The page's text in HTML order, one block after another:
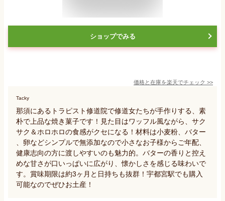
ショップでみる
価格と在庫を楽天でチェック >>
Tacky
那須にあるトラピスト修道院で修道女たちが手作りする、素
朴で上品な焼き菓子です！見た目はワッフル風ながら、サク
サク＆ホロホロの食感がクセになる！材料は小麦粉、バター
、卵などシンプルで無添加なので小さなお子様からご年配、
健康志向の方に渡しやすいのも魅力的。バターの香りと控え
めな甘さが口いっぱいに広がり、懐かしさを感じる味わいで
す。賞味期限は約3ヶ月と日持ちも抜群！宇都宮駅でも購入
可能なのでぜひお土産！